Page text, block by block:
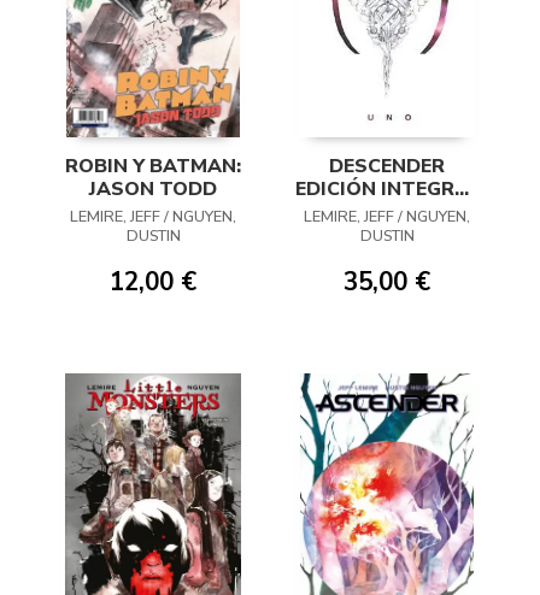
ROBIN Y BATMAN:
JASON TODD
LEMIRE, JEFF / NGUYEN,
DUSTIN
12,00 €
DESCENDER
EDICIÓN INTEGRAL
01
LEMIRE, JEFF / NGUYEN,
DUSTIN
35,00 €